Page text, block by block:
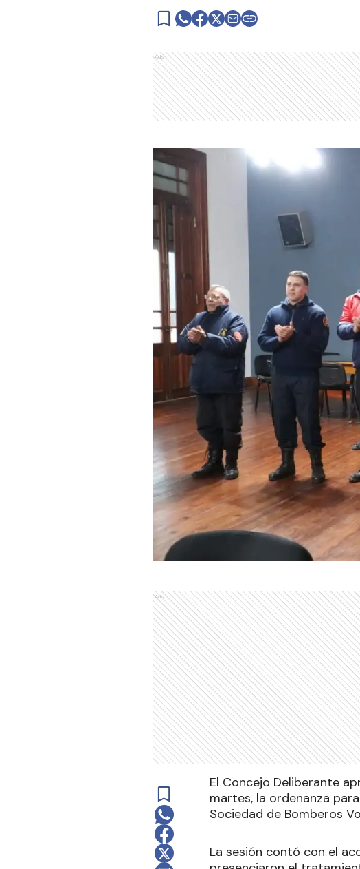
Ads
Ads
El Concejo Deliberante
martes, la ordenanza
Sociedad de Bomberos
La sesión contó con el